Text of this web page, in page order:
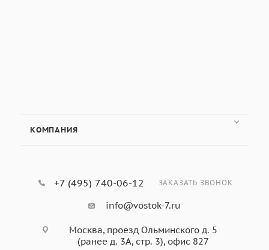
КОМПАНИЯ
+7 (495) 740-06-12 ЗАКАЗАТЬ ЗВОНОК
info@vostok-7.ru
Москва, проезд Ольминского д. 5
(ранее д. 3А, стр. 3), офис 827